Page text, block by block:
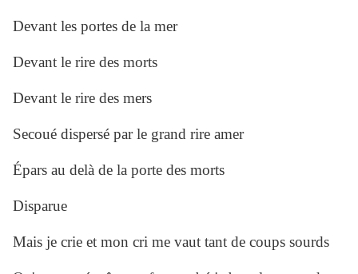
Devant les portes de la mer
Devant le rire des morts
Devant le rire des mers
Secoué dispersé par le grand rire amer
Épars au delà de la porte des morts
Disparue
Mais je crie et mon cri me vaut tant de coups sourds